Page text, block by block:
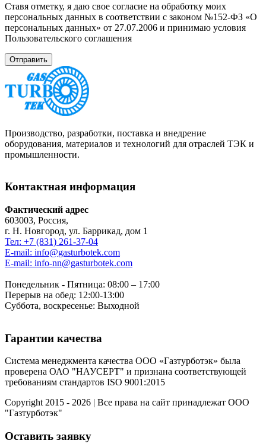
Ставя отметку, я даю свое согласие на обработку моих
персональных данных в соответствии с законом №152-ФЗ «О
персональных данных» от 27.07.2006 и принимаю условия
Пользовательского соглашения
Производство, разработки, поставка и внедрение
оборудования, материалов и технологий для отраслей ТЭК и
промышленности.
Контактная информация
Фактический адрес
603003, Россия,
г. Н. Новгород, ул. Баррикад, дом 1
Тел: +7 (831) 261-37-04
E-mail: info@gasturbotek.com
E-mail: info-nn@gasturbotek.com
Понедельник - Пятница: 08:00 – 17:00
Перерыв на обед: 12:00-13:00
Суббота, воскресенье: Выходной
Гарантии качества
Система менеджмента качества ООО «Газтурботэк» была
проверена ОАО "НАУСЕРТ" и признана соответствующей
требованиям стандартов ISO 9001:2015
Copyright 2015 - 2026 | Все права на сайт принадлежат ООО
"Газтурботэк"
Оставить заявку